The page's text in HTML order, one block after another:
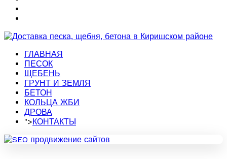
ГЛАВНАЯ
ПЕСОК
ЩЕБЕНЬ
ГРУНТ И ЗЕМЛЯ
БЕТОН
КОЛЬЦА ЖБИ
ДРОВА
">КОНТАКТЫ